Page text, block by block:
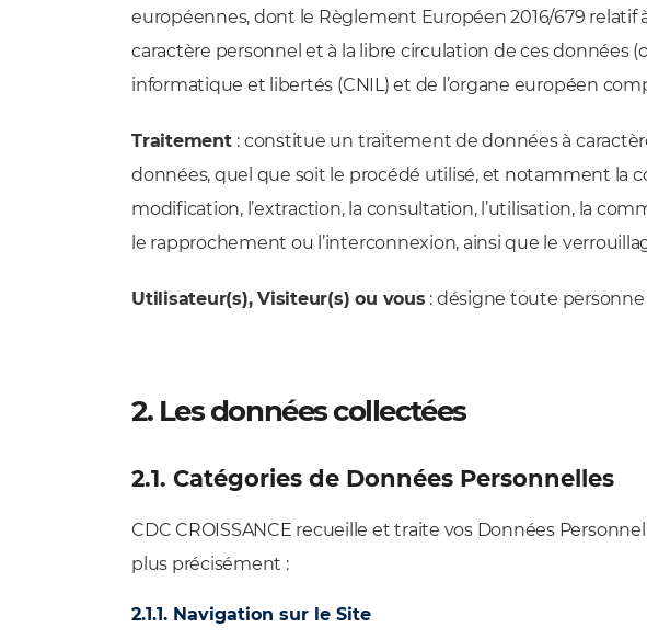
européennes, dont le Règlement Européen 2016/679
caractère personnel et à la libre circulation de ces données
informatique et libertés (CNIL) et de l’organe européen
Traitement : constitue un traitement de données à
données, quel que soit le procédé utilisé, et notamment la
modification, l’extraction, la consultation, l’utilisation, la
le rapprochement ou l’interconnexion, ainsi que le
Utilisateur(s), Visiteur(s) ou vous : désigne toute
2. Les données collectées
2.1. Catégories de Données Personnelles
CDC CROISSANCE recueille et traite vos Données
plus précisément :
2.1.1. Navigation sur le Site